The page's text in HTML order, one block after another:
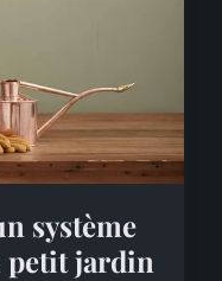
système
petit jardin